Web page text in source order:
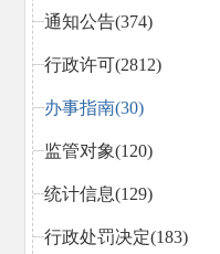
通知公告(374)
行政许可(2812)
办事指南(30)
监管对象(120)
统计信息(129)
行政处罚决定(183)